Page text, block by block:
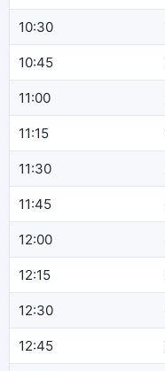
10:30
10:45
11:00
11:15
11:30
11:45
12:00
12:15
12:30
12:45